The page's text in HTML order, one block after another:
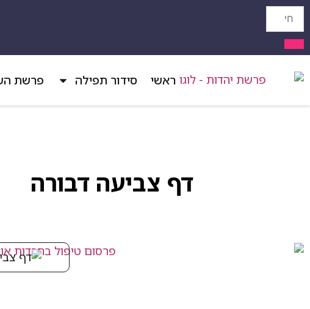
ראשי סידור תפילה פרשת
דף צביעה דבורה